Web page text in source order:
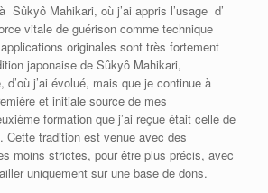
Sûkyô Mahikari, où j’ai appris l’usage d’
vitale de guérison comme technique
originales sont très fortement
japonaise de Sûkyô Mahikari,
d’où j’ai évolué, mais que je continue à
et initiale source de mes
formation que j’ai reçue était celle de
Cette tradition est venue avec des
moins strictes, pour être plus précis, avec
uniquement sur une base de dons.